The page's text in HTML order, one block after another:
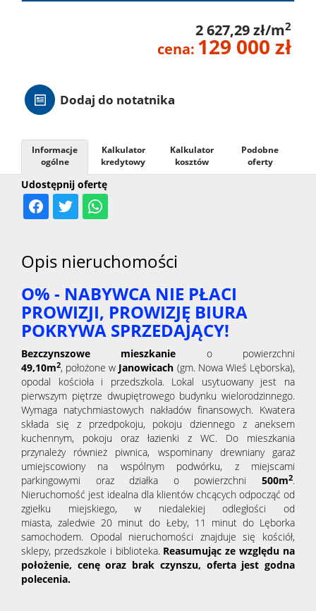
Hale
za
2 627,29 zł/m2
cena: 129 000 zł
Dodaj do notatnika
Udostępnij ofertę
Informacje
ogólne
Kalkulator
kredytowy
Kalkulator
kosztów
Podobne
oferty
Opis nieruchomości
O% - NABYWCA NIE PŁACI
PROWIZJI, PROWIZJĘ BIURA
POKRYWA SPRZEDAJĄCY!
Bezczynszowe mieszkanie o powierzchni
49,10m2, położone w Janowicach (gm. Nowa Wieś Lęborska),
opodal kościoła i przedszkola. Lokal usytuowany jest na
pierwszym piętrze dwupiętrowego budynku wielorodzinnego.
Wymaga natychmiastowych nakładów finansowych. Kwatera
składa się z przedpokoju, pokoju dziennego z aneksem
kuchennym, pokoju oraz łazienki z WC. Do mieszkania
przynależy również piwnica, wspominany drewniany garaż
umiejscowiony na wspólnym podwórku, z miejscami
parkingowymi oraz działka o powierzchni 500m2.
Nieruchomość jest idealna dla klientów chcących odpocząć od
zgiełku miejskiego,w niedalekiej odległości od
miasta,zaledwie 20 minut do Łeby, 11 minut doLęborka
samochodem. Opodal nieruchomości znajduje się kościół,
sklepy, przedszkole i biblioteka. Reasumując ze względu na
położenie, cenę oraz brak czynszu, oferta jest godna
polecenia.